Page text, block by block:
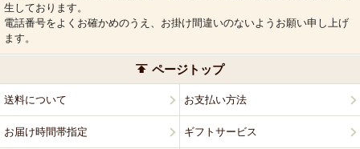
生しております。
電話番号をよくお確かめのうえ、お掛け間違いのないようお願い申し上げ
ます。
ページトップ
送料について お支払い方法
お届け時間帯指定 ギフトサービス